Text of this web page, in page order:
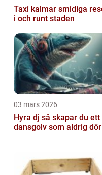
Taxi kalmar smidiga resor
i och runt staden
03 mars 2026
Hyra dj så skapar du ett
dansgolv som aldrig dör